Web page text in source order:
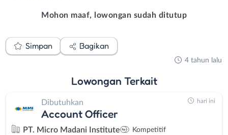
Mohon maaf, lowongan sudah ditutup
Simpan Bagikan
4 tahun lalu
Lowongan Terkait
Dibutuhkan
Account Officer
PT. Micro Madani Institute Kompetitif
hari ini